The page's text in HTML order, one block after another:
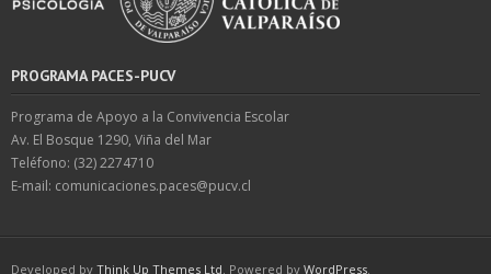
PROGRAMA PACES-PUCV
Programa de Apoyo a la Convivencia Escolar
Av. El Bosque 1290, Viña del Mar
Teléfono: (32) 2274710
E-mail: comunicaciones.paces@pucv.cl
Developed by Think Up Themes Ltd. Powered by WordPress.